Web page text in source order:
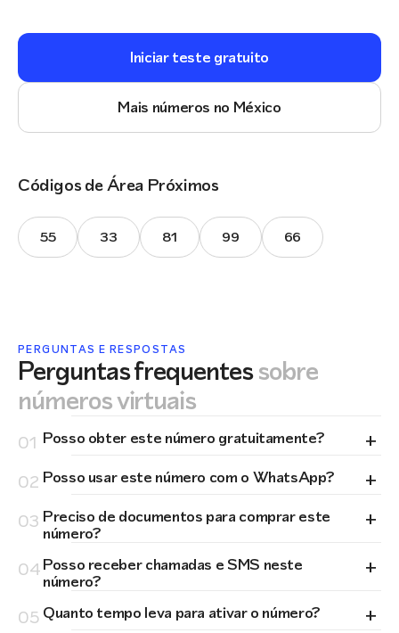
Iniciar teste gratuito
Mais números no México
Códigos de Área Próximos
55 33 81 99 66
PERGUNTAS E RESPOSTAS
Perguntas frequentessobre
números virtuais
01 Posso obter este número gratuitamente? +
02 Posso usar este número com o WhatsApp? +
03 Preciso de documentos para comprar este
número? +
04Posso receber chamadas e SMS neste
número? +
05 Quanto tempo leva para ativar o número? +